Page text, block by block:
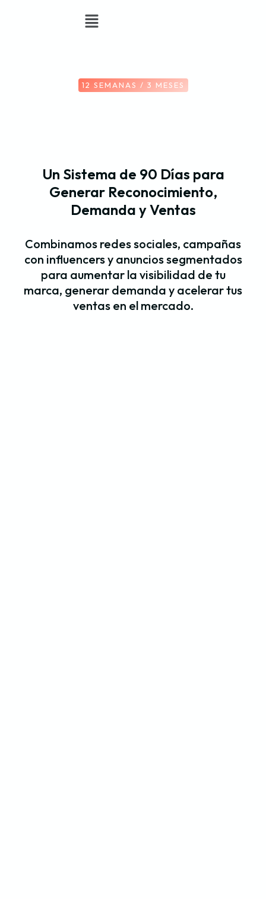
12 SEMANAS / 3 MESES
Un Sistema de 90 Días para
Generar Reconocimiento,
Demanda y Ventas
Combinamos redes sociales, campañas
con influencers y anuncios segmentados
para aumentar la visibilidad de tu
marca, generar demanda y acelerar tus
ventas en el mercado.